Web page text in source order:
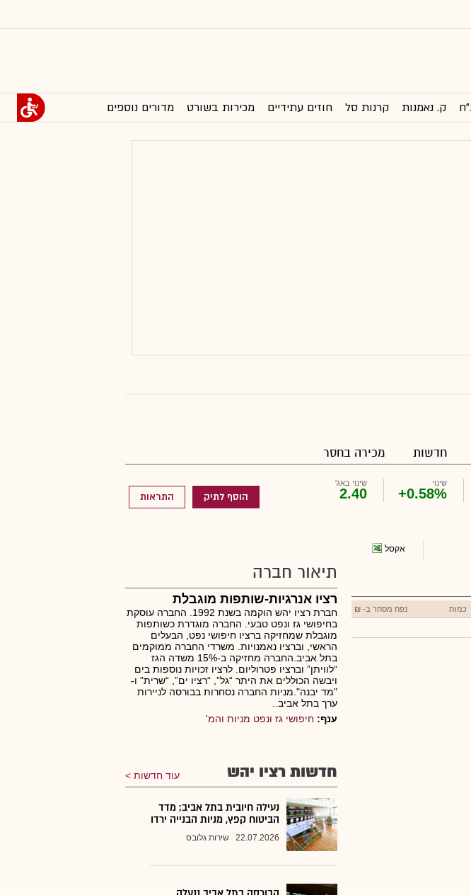
ק. נאמנות קרנות סל חוזים עתידיים מכירות בשורט מדורים נוספים
חדשות מכירה בחסר
שינוי
+0.58%
שינוי באג'
2.40 הוסף לתיק התראות
אקסל
כמות נפח מסחר ב- ₪
תיאור חברה
רציו אנרגיות-שותפות מוגבלת
חברת רציו יהש הוקמה בשנת 1992. החברה עוסקת
בחיפושי גז ונפט טבעי. החברה מוגדרת כשותפות
מוגבלת שמחזיקה ברציו חיפושי נפט, הבעלים
הראשי, וברציו נאמנויות. משרדי החברה ממוקמים
בתל אביב.החברה מחזיקה ב-15% משדה הגז
“לוויתן” וברציו פטרוליום. לרציו זכויות נוספות בים
ויבשה הכוללים את היתר “גל”, “רציו ים”, “שרית” ו-
"מד יבנה".מניות החברה נסחרות בבורסה לניירות
ערך בתל אביב..
ענף: חיפושי גז ונפט מניות והמ'
חדשות רציו יהש עוד חדשות
נעילה חיובית בתל אביב; מדד
הביטוח קפץ, מניות הבנייה ירדו
22.07.2026 שירות גלובס